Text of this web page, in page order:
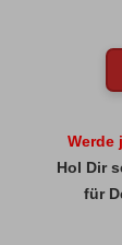
Werde
Hol Dir
für